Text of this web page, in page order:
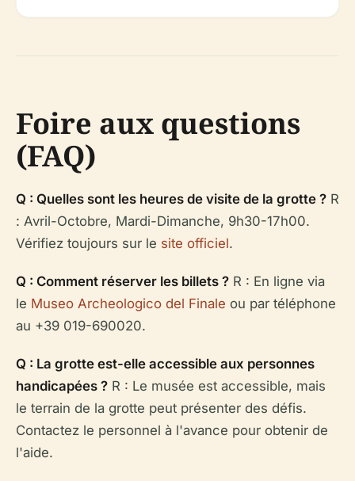
Foire aux questions
(FAQ)
Q : Quelles sont les heures de visite de la grotte ? R
: Avril-Octobre, Mardi-Dimanche, 9h30-17h00.
Vérifiez toujours sur le site officiel.
Q : Comment réserver les billets ? R : En ligne via
le Museo Archeologico del Finale ou par téléphone
au +39 019-690020.
Q : La grotte est-elle accessible aux personnes
handicapées ? R : Le musée est accessible, mais
le terrain de la grotte peut présenter des défis.
Contactez le personnel à l'avance pour obtenir de
l'aide.